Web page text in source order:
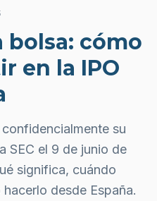
bolsa: cómo
en la IPO
su
SEC el 9 de junio de
significa, cuándo
desde España.